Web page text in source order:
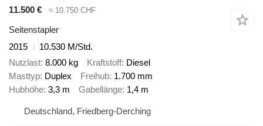
11.500 €
≈ 10.750 CHF
Seitenstapler
2015
10.530 M/Std.
Nutzlast 8.000 kg Kraftstoff Diesel
Masttyp Duplex Freihub 1.700 mm
Hubhöhe 3,3 m Gabellänge 1,4 m
Deutschland, Friedberg-Derching